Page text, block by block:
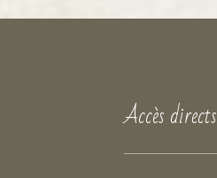
Accès directs